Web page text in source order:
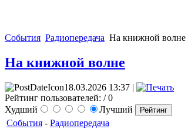
События Радиопередача На книжной волне
На книжной волне
18.03.2026 13:37 |
Рейтинг пользователей: / 0
Худший
Лучший
События - Радиопередача